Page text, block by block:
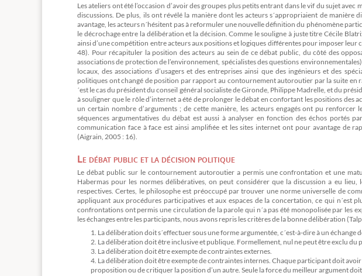
Les ateliers ont été l’occasion d’avoir des groupes plus petits entrant dans le vif du sujet
discussions. De plus, ils ont révélé la manière dont les acteurs s´appropriaient de manière
avantage, les acteurs n´hésitent pas à reformuler une nouvelle définition du phénomène
le décrochage entre la délibération et la décision. Comme le souligne à juste titre Cécile
ainsi d’une compétition entre acteurs aux positions et logiques différentes pour imposer
48). Pour récapituler la position des acteurs au sein de ce débat public, du côté des
associations de protection de l’environnement, spécialistes des questions
locaux, des associations d’usagers et des entreprises ainsi que des ingénieurs et des
politiques ont changé de position par rapport au contournement autoroutier par la suite en
´est le cas du président du conseil général socialiste de Gironde, Philippe Madrelle, et du
à souligner que le rôle d’internet a été de prolonger le débat en confortant les positions
un certain nombre d’arguments ; de cette manière, les acteurs engagés ont pu renforcer
séquences argumentatives du débat est aussi à analyser en fonction des échos portés
communication face à face est ainsi amplifiée et les sites internet ont pour avantage de
(Aigrain, 2005 : 16).
Le débat public et la décision politique
Le débat public sur le contournement autoroutier a permis une confrontation et une
Habermas pour les normes délibératives, on peut considérer que la discussion a eu
respectives. Certes, le philosophe est préoccupé par trouver une norme universelle de
appliquant aux procédures participatives et aux espaces de la concertation, ce qui n´est
confrontations ont permis une circulation de la parole qui n´a pas été monopolisée par les
les échanges entre les participants, nous avons repris les critères de la bonne délibération
La délibération doit s´effectuer sous une forme argumentée, c´est-à-dire à un échange
La délibération doit être inclusive et publique. Formellement, nul ne peut être exclu du
La délibération doit être exempte de contraintes externes.
La délibération doit être exempte de contraintes internes. Chaque participant doit
proposition ou de critiquer la position d’un autre. Seule la force du meilleur argument